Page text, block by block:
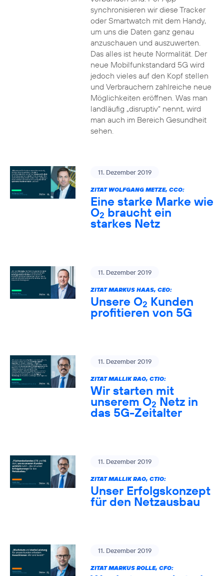
synchronisieren wir diese Tracker
oder Smartwatch mit dem Handy,
um uns die Daten ganz genau
anzuschauen und auszuwerten.
Das alles ist heute Normalität. Der
neue Mobilfunkstandard 5G wird
jedoch vieles auf den Kopf stellen
und Verbrauchern zahlreiche neue
Möglichkeiten eröffnen. Was man
landläufig „disruptiv“ nennt, wird
man auch im Bereich Gesundheit
sehen.
11. Dezember 2019
ZITAT WOLFGANG METZE, CCO:
Eine starke Marke wie
O2 braucht ein
starkes Netz
11. Dezember 2019
ZITAT MARKUS HAAS, CEO:
Unsere O2 Kunden
profitieren von 5G
11. Dezember 2019
ZITAT MALLIK RAO, CTIO:
Wir starten mit
unserem O2 Netz in
das 5G-Zeitalter
11. Dezember 2019
ZITAT MALLIK RAO, CTIO:
Unser Erfolgskonzept
für den Netzausbau
11. Dezember 2019
ZITAT MARKUS ROLLE, CFO: